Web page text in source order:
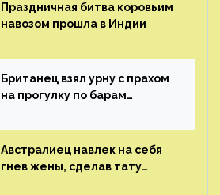
Праздничная битва коровьим
навозом прошла в Индии
Британец взял урну с прахом
на прогулку по барам
Австралиец навлек на себя
гнев жены, сделав тату